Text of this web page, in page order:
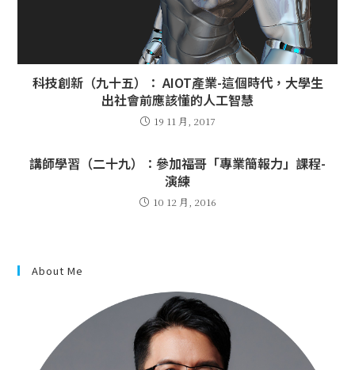
科技創新（九十五）： AIOT產業-這個時代，大學生
出社會前應該懂的人工智慧
19 11 月, 2017
講師學習（二十九）：參加福哥「專業簡報力」課程-
演練
10 12 月, 2016
About Me